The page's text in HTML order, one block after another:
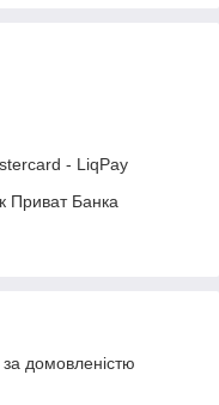
- LiqPay
Приват Банка
домовленістю